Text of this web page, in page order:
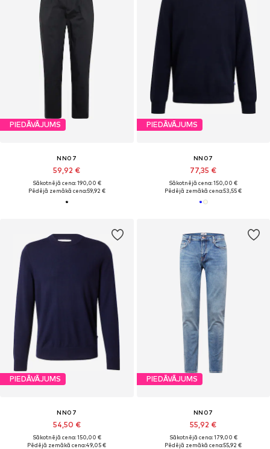
PIEDĀVĀJUMS
NN07
59,92 €
Sākotnējā cena: 190,00 €
Pēdējā zemākā cena:59,92 €
PIEDĀVĀJUMS
NN07
77,35 €
Sākotnējā cena: 150,00 €
Pēdējā zemākā cena:53,55 €
PIEDĀVĀJUMS
NN07
54,50 €
Sākotnējā cena: 150,00 €
Pēdējā zemākā cena:49,05 €
PIEDĀVĀJUMS
NN07
55,92 €
Sākotnējā cena: 179,00 €
Pēdējā zemākā cena:55,92 €